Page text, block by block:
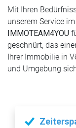
Mit Ihren
unserem Service
IMMOTEAM4YOU
geschnürt, das
Ihrer Immobilie in
und Umgebung